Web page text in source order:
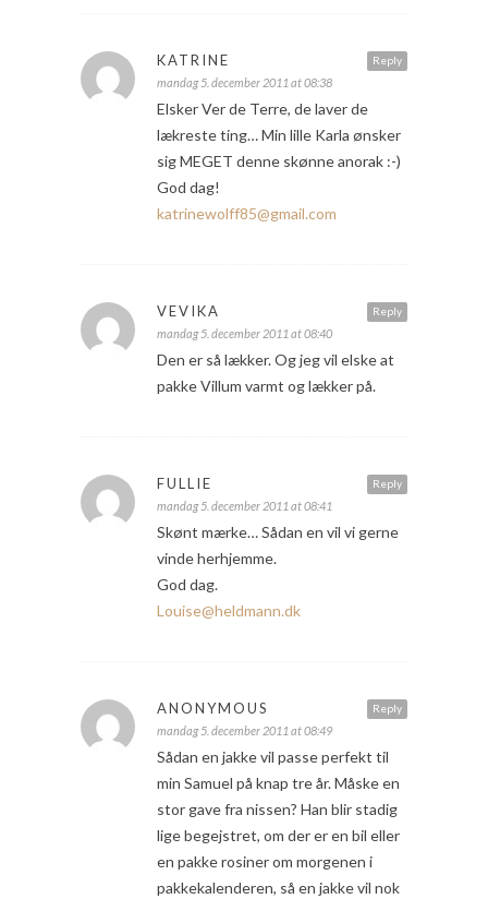
Reply
KATRINE
mandag 5. december 2011 at 08:38
Elsker Ver de Terre, de laver de
lækreste ting… Min lille Karla ønsker
sig MEGET denne skønne anorak :-)
God dag!
katrinewolff85@gmail.com
Reply
VEVIKA
mandag 5. december 2011 at 08:40
Den er så lækker. Og jeg vil elske at
pakke Villum varmt og lækker på.
Reply
FULLIE
mandag 5. december 2011 at 08:41
Skønt mærke… Sådan en vil vi gerne
vinde herhjemme.
God dag.
Louise@heldmann.dk
Reply
ANONYMOUS
mandag 5. december 2011 at 08:49
Sådan en jakke vil passe perfekt til
min Samuel på knap tre år. Måske en
stor gave fra nissen? Han blir stadig
lige begejstret, om der er en bil eller
en pakke rosiner om morgenen i
pakkekalenderen, så en jakke vil nok